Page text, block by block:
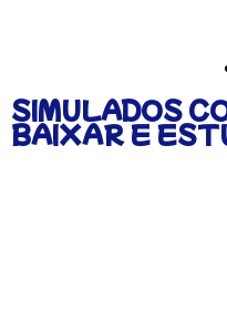
SIMULADOS
BAIXAR E